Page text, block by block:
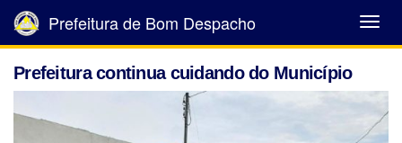
Abrir
Menu
Prefeitura de Bom Despacho
Prefeitura continua cuidando do Município